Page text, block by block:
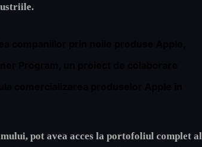
pot avea acces la portofoliul complet al